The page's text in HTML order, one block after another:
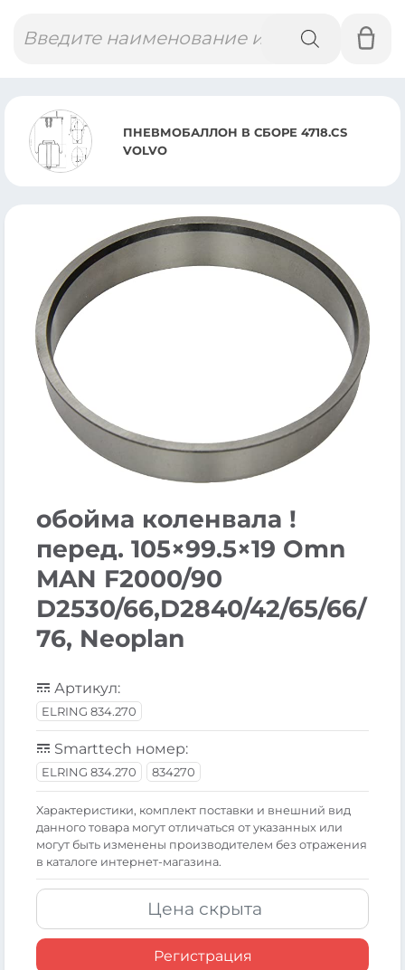
товаров
ПНЕВМОБАЛЛОН В СБОРЕ 4718.CS
VOLVO
обойма коленвала !
перед. 105×99.5×19 Omn
MAN F2000/90
D2530/66,D2840/42/65/66/
76, Neoplan
Артикул:
ELRING 834.270
Smarttech номер:
ELRING 834.270 834270
Xарактеристики, комплект поставки и внешний вид
данного товара могут отличаться от указанных или
могут быть изменены производителем без отражения
в каталоге интернет-магазина.
Цена скрыта
Регистрация